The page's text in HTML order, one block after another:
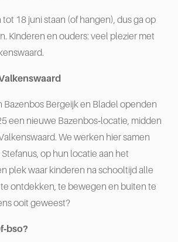
tot 18 juni staan (of hangen), dus ga op
Kinderen en ouders: veel plezier met
Bazenbos Bergeijk en Bladel openden
een nieuwe Bazenbos‑locatie, midden
We werken hier samen
op hun locatie aan het
plek waar kinderen na schooltijd alle
ontdekken, te bewegen en buiten te
ooit geweest?